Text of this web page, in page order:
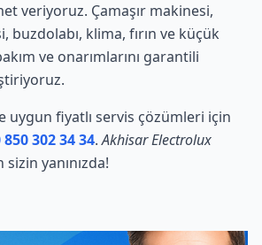
veriyoruz. Çamaşır makinesi,
buzdolabı, klima, fırın ve küçük
ve onarımlarını garantili
uygun fiyatlı servis çözümleri için
850 302 34 34.Akhisar Electrolux
yanınızda!